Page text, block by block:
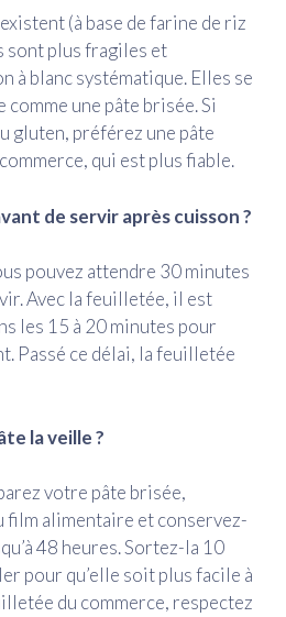
(à base de farine de riz
sont plus fragiles et
à blanc systématique. Elles se
une pâte brisée. Si
gluten, préférez une pâte
qui est plus fiable.
de servir après cuisson ?
pouvez attendre 30 minutes
Avec la feuilletée, il est
les 15 à 20 minutes pour
Passé ce délai, la feuilletée
la veille ?
votre pâte brisée,
film alimentaire et conservez-
48 heures. Sortez-la 10
pour qu’elle soit plus facile à
du commerce, respectez